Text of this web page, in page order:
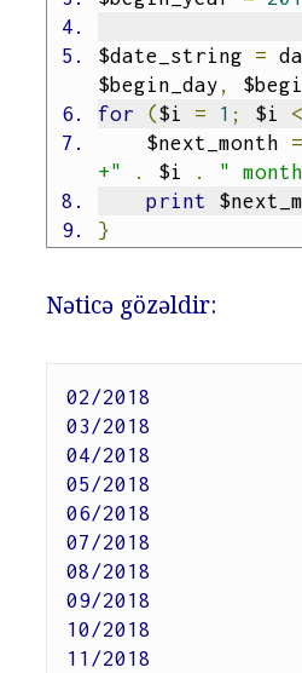
$date_string =
$begin_day ,
for
($i = 1 ; $i <
    $next_month
=
+"
. $i . "
print
}
Nəticə gözəldir:
02/2018
03/2018
04/2018
05/2018
06/2018
07/2018
08/2018
09/2018
10/2018
11/2018